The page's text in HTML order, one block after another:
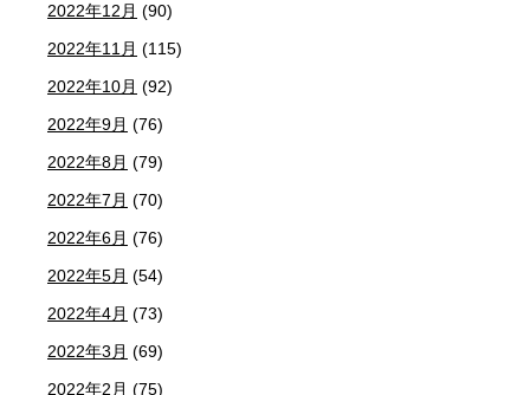
2022年12月 (90)
2022年11月 (115)
2022年10月 (92)
2022年9月 (76)
2022年8月 (79)
2022年7月 (70)
2022年6月 (76)
2022年5月 (54)
2022年4月 (73)
2022年3月 (69)
2022年2月 (75)